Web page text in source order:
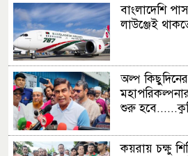
বাংলাদেশি
লাউঞ্জেই
অল্প কিছুদিনের
শুরু
কয়রায় চক্ষু